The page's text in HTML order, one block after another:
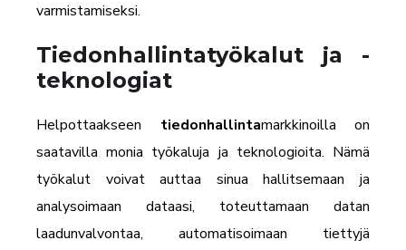
varmistamiseksi.
Tiedonhallintatyökalut ja -
teknologiat
Helpottaakseen tiedonhallintamarkkinoilla on
saatavilla monia työkaluja ja teknologioita. Nämä
työkalut voivat auttaa sinua hallitsemaan ja
analysoimaan dataasi, toteuttamaan datan
laadunvalvontaa, automatisoimaan tiettyjä